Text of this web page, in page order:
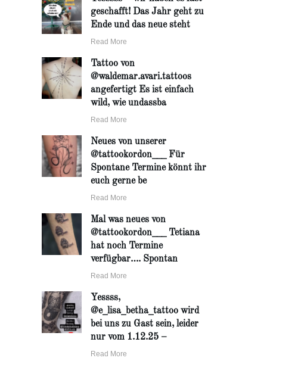
geschafft! Das Jahr geht zu
Ende und das neue steht
Read More
Tattoo von
@waldemar.avari.tattoos
angefertigt Es ist einfach
wild, wie undassba
Read More
Neues von unserer
@tattookordon___ Für
Spontane Termine könnt ihr
euch gerne be
Read More
Mal was neues von
@tattookordon___ Tetiana
hat noch Termine
verfügbar…. Spontan
Read More
Yessss,
@e_lisa_betha_tattoo wird
bei uns zu Gast sein, leider
nur vom 1.12.25 –
Read More